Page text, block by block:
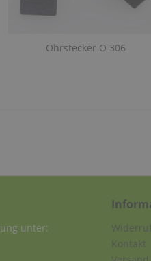
Ohrstecker O 306
unter:
Kontakt